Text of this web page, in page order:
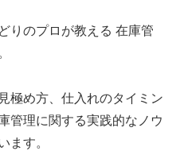
りのプロが教える 在庫管
極め方、仕入れのタイミン
管理に関する実践的なノウ
ます。